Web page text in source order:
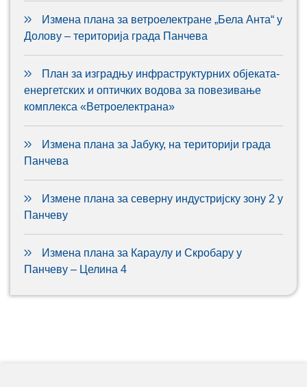
Измена плана за ветроелектране „Бела Анта“ у
Долову – територија града Панчева
План за изградњу инфраструктурних објеката-
енергетских и оптичких водова за повезивање
комплекса «Ветроелектрана»
Измена плана за Јабуку, на територији града
Панчева
Измене плана за северну индустријску зону 2 у
Панчеву
Измена плана за Караулу и Скробару у
Панчеву – Целина 4